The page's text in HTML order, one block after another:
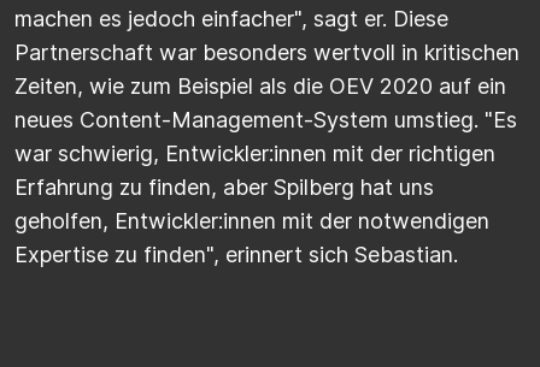
machen es jedoch einfacher", sagt er. Diese
Partnerschaft war besonders wertvoll in kritischen
Zeiten, wie zum Beispiel als die OEV 2020 auf ein
neues Content-Management-System umstieg. "Es
war schwierig, Entwickler:innen mit der richtigen
Erfahrung zu finden, aber Spilberg hat uns
geholfen, Entwickler:innen mit der notwendigen
Expertise zu finden", erinnert sich Sebastian.